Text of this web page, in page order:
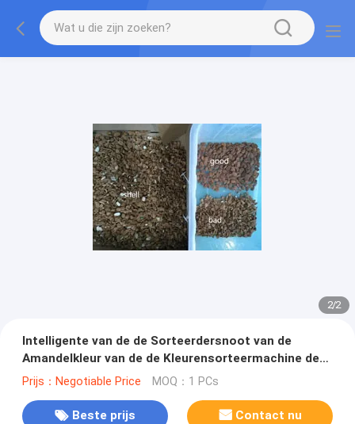
2/2
Intelligente van de de Sorteerdersnoot van de
Amandelkleur van de de Kleurensorteermachine de
Kleurensorteerder
Prijs：Negotiable Price MOQ：1 PCs
Beste prijs Contact nu